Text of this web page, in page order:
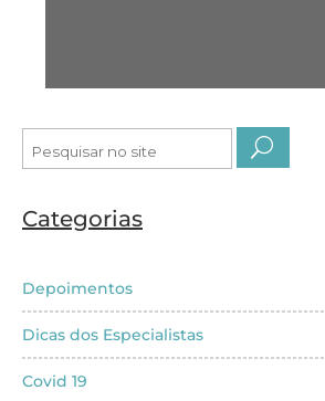
por:
Categorias
Depoimentos
Dicas dos Especialistas
Covid 19